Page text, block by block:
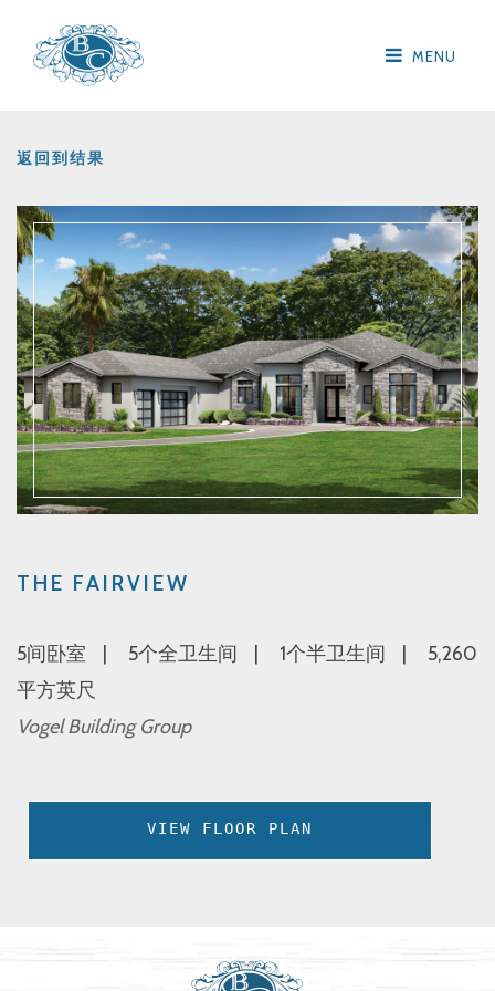
MENU
返回到结果
THE FAIRVIEW
5间卧室 5个全卫生间 1个半卫生间
5,260
平方英尺
Vogel Building Group
VIEW FLOOR PLAN